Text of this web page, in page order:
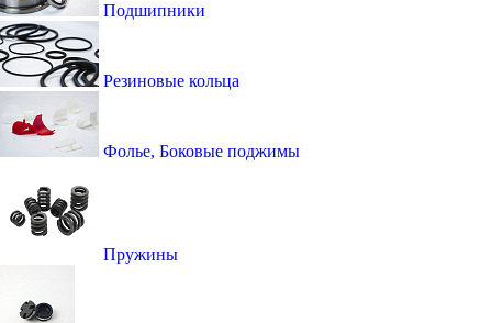
Подшипники
Резиновые кольца
Фолье, Боковые поджимы
Пружины